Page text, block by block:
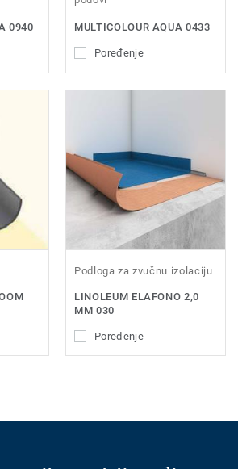
0940 MULTICOLOUR AQUA 0433
Poređenje
Podloga za zvučnu izolaciju
LINOLEUM ELAFONO 2,0
MM 030
Poređenje